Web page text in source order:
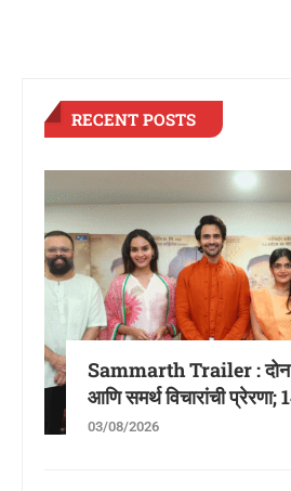
RECENT POSTS
Sammarth Trailer : दोन
आणि समर्थ विचारांची
03/08/2026